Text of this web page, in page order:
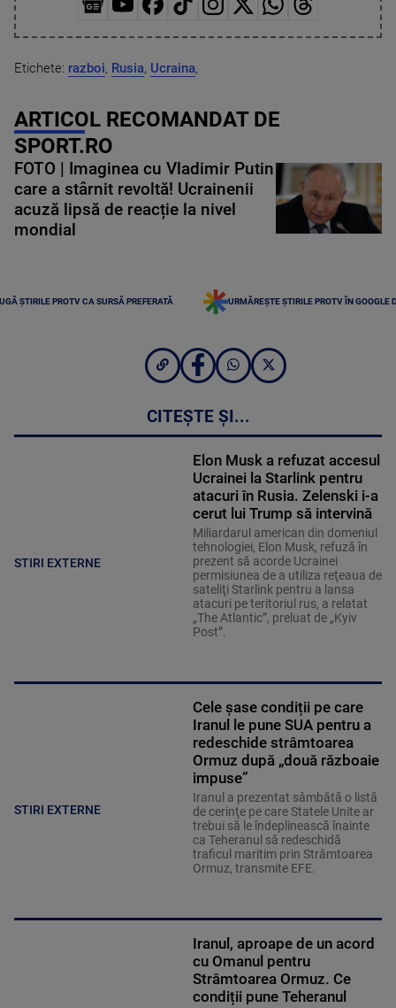
Etichete: razboi, Rusia, Ucraina,
ARTICOL RECOMANDAT DE
SPORT.RO
FOTO | Imaginea cu Vladimir Putin
care a stârnit revoltă! Ucrainenii
acuză lipsă de reacție la nivel
mondial
ȘTIRILE PROTV CA SURSĂ PREFERATĂ URMĂREȘTE ȘTIRILE PROTV ÎN GOOGLE
CITEȘTE ȘI...
STIRI EXTERNE
Elon Musk a refuzat accesul
Ucrainei la Starlink pentru
atacuri în Rusia. Zelenski i-a
cerut lui Trump să intervină
Miliardarul american din domeniul
tehnologiei, Elon Musk, refuză în
prezent să acorde Ucrainei
permisiunea de a utiliza reţeaua de
sateliţi Starlink pentru a lansa
atacuri pe teritoriul rus, a relatat
„The Atlantic”, preluat de „Kyiv
Post”.
STIRI EXTERNE
Cele șase condiții pe care
Iranul le pune SUA pentru a
redeschide strâmtoarea
Ormuz după „două războaie
impuse”
Iranul a prezentat sâmbătă o listă
de cerinţe pe care Statele Unite ar
trebui să le îndeplinească înainte
ca Teheranul să redeschidă
traficul maritim prin Strâmtoarea
Ormuz, transmite EFE.
Iranul, aproape de un acord
cu Omanul pentru
Strâmtoarea Ormuz. Ce
condiții pune Teheranul